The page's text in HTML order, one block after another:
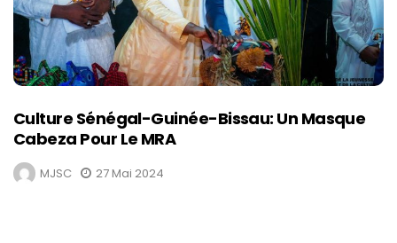
Culture Sénégal-Guinée-Bissau: Un Masque
Cabeza Pour Le MRA
MJSC 27 Mai 2024